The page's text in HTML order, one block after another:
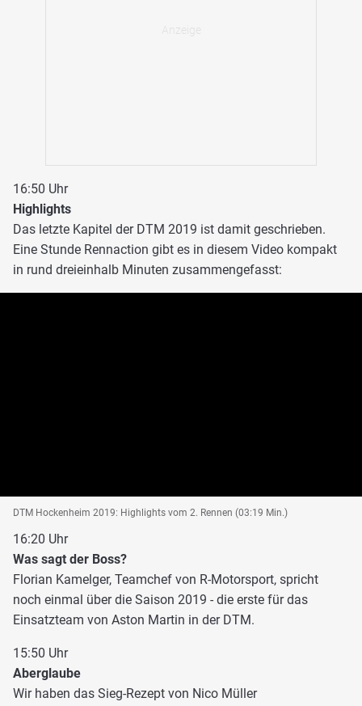
16:50 Uhr
Highlights
Das letzte Kapitel der DTM 2019 ist damit geschrieben.
Eine Stunde Rennaction gibt es in diesem Video kompakt
in rund dreieinhalb Minuten zusammengefasst:
DTM Hockenheim 2019: Highlights vom 2. Rennen (03:19 Min.)
16:20 Uhr
Was sagt der Boss?
Florian Kamelger, Teamchef von R-Motorsport, spricht
noch einmal über die Saison 2019 - die erste für das
Einsatzteam von Aston Martin in der DTM.
15:50 Uhr
Aberglaube
Wir haben das Sieg-Rezept von Nico Müller